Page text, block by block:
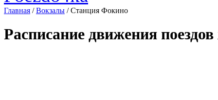
Главная /Вокзалы /Станция Фокино
Расписание движения